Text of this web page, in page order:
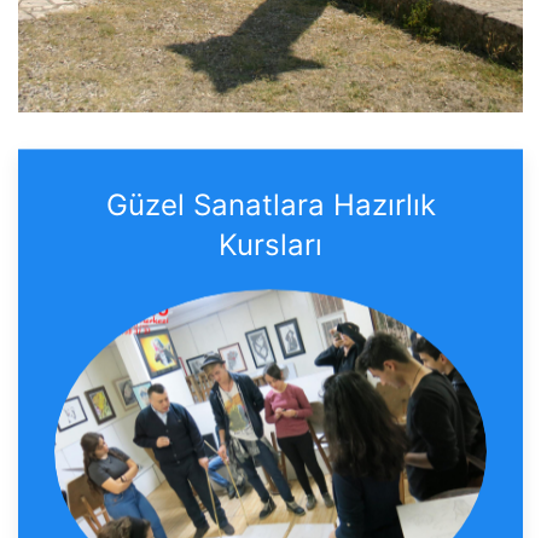
Güzel Sanatlara Hazırlık
Kursları